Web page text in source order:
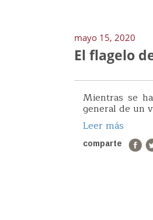
mayo 15, 2020
El flagelo
Mientras se
general de un
Leer más
comparte